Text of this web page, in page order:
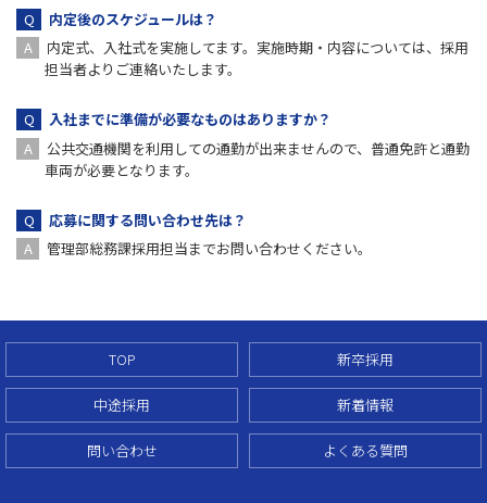
内定後のスケジュールは？
内定式、入社式を実施してます。実施時期・内容については、採用
担当者よりご連絡いたします。
入社までに準備が必要なものはありますか？
公共交通機関を利用しての通勤が出来ませんので、普通免許と通勤
車両が必要となります。
応募に関する問い合わせ先は？
管理部総務課採用担当までお問い合わせください。
TOP 新卒採用
中途採用 新着情報
問い合わせ よくある質問